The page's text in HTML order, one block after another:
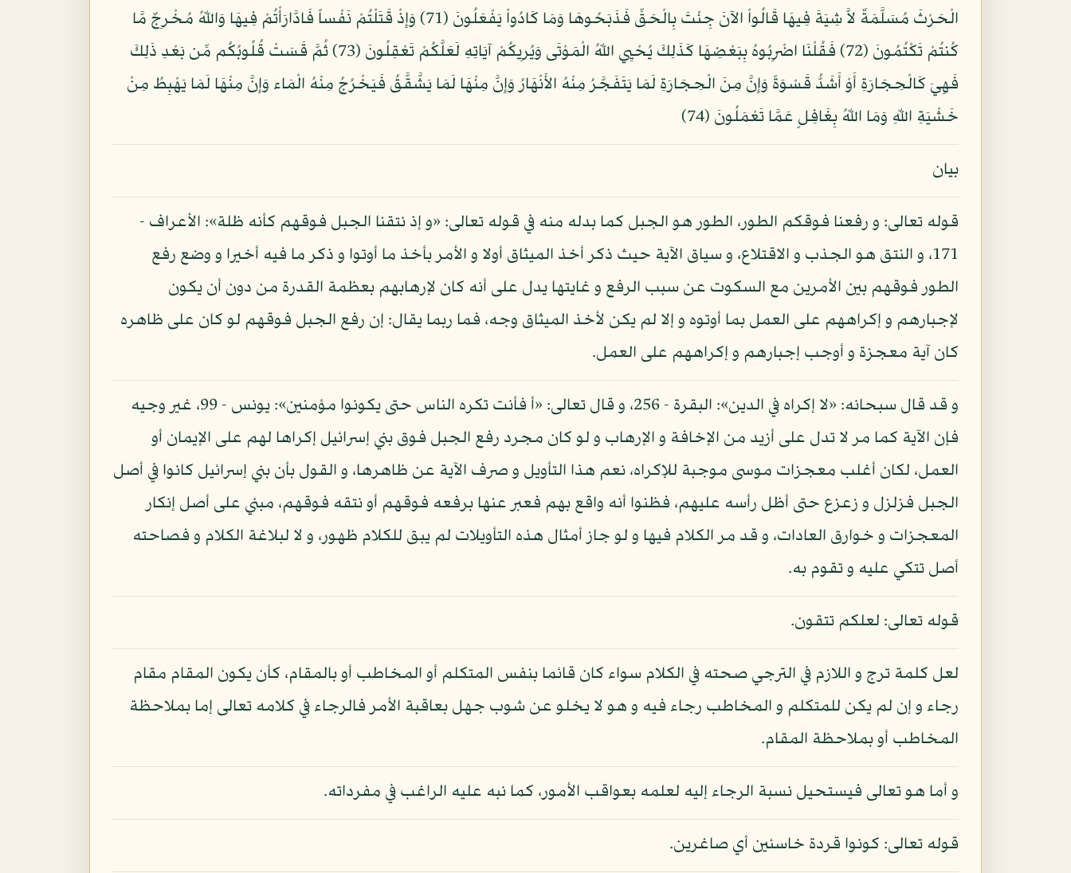
الْحَرْثَ مُسَلَّمَةٌ لاَّ شِيَةَ فِيهَا قَالُواْ الآنَ جِئْتَ بِالْحَقِّ فَذَبَحُوهَا وَمَا كَادُواْ يَفْعَلُونَ (71) وَإِذْ قَتَلْتُمْ نَفْساً فَادَّارَأْتُمْ فِيهَا وَاللّهُ مُخْرِجٌ مَّا
كُنتُمْ تَكْتُمُونَ (72) فَقُلْنَا اضْرِبُوهُ بِبَعْضِهَا كَذَلِكَ يُحْيِي اللّهُ الْمَوْتَى وَيُرِيكُمْ آيَاتِهِ لَعَلَّكُمْ تَعْقِلُونَ (73) ثُمَّ قَسَتْ قُلُوبُكُم مِّن بَعْدِ ذَلِكَ
فَهِيَ كَالْحِجَارَةِ أَوْ أَشَدُّ قَسْوَةً وَإِنَّ مِنَ الْحِجَارَةِ لَمَا يَتَفَجَّرُ مِنْهُ الأَنْهَارُ وَإِنَّ مِنْهَا لَمَا يَشَّقَّقُ فَيَخْرُجُ مِنْهُ الْمَاء وَإِنَّ مِنْهَا لَمَا يَهْبِطُ مِنْ
خَشْيَةِ اللّهِ وَمَا اللّهُ بِغَافِلٍ عَمَّا تَعْمَلُونَ (74)
بيان
قوله تعالى: و رفعنا فوقكم الطور، الطور هو الجبل كما بدله منه في قوله تعالى: «و إذ نتقنا الجبل فوقهم كأنه ظلة»: الأعراف -
171، و النتق هو الجذب و الاقتلاع، و سياق الآية حيث ذكر أخذ الميثاق أولا و الأمر بأخذ ما أوتوا و ذكر ما فيه أخيرا و وضع رفع
الطور فوقهم بين الأمرين مع السكوت عن سبب الرفع و غايتها يدل على أنه كان لإرهابهم بعظمة القدرة من دون أن يكون
لإجبارهم و إكراههم على العمل بما أوتوه و إلا لم يكن لأخذ الميثاق وجه، فما ربما يقال: إن رفع الجبل فوقهم لو كان على ظاهره
كان آية معجزة و أوجب إجبارهم و إكراههم على العمل.
و قد قال سبحانه: «لا إكراه في الدين»: البقرة - 256، و قال تعالى: «أ فأنت تكره الناس حتى يكونوا مؤمنين»: يونس - 99، غير وجيه
فإن الآية كما مر لا تدل على أزيد من الإخافة و الإرهاب و لو كان مجرد رفع الجبل فوق بني إسرائيل إكراها لهم على الإيمان أو
العمل، لكان أغلب معجزات موسى موجبة للإكراه، نعم هذا التأويل و صرف الآية عن ظاهرها، و القول بأن بني إسرائيل كانوا في أصل
الجبل فزلزل و زعزع حتى أظل رأسه عليهم، فظنوا أنه واقع بهم فعبر عنها برفعه فوقهم أو نتقه فوقهم، مبني على أصل إنكار
المعجزات و خوارق العادات، و قد مر الكلام فيها و لو جاز أمثال هذه التأويلات لم يبق للكلام ظهور، و لا لبلاغة الكلام و فصاحته
أصل تتكي عليه و تقوم به.
قوله تعالى: لعلكم تتقون.
لعل كلمة ترج و اللازم في الترجي صحته في الكلام سواء كان قائما بنفس المتكلم أو المخاطب أو بالمقام، كأن يكون المقام مقام
رجاء و إن لم يكن للمتكلم و المخاطب رجاء فيه و هو لا يخلو عن شوب جهل بعاقبة الأمر فالرجاء في كلامه تعالى إما بملاحظة
المخاطب أو بملاحظة المقام.
و أما هو تعالى فيستحيل نسبة الرجاء إليه لعلمه بعواقب الأمور، كما نبه عليه الراغب في مفرداته.
قوله تعالى: كونوا قردة خاسئين أي صاغرين.